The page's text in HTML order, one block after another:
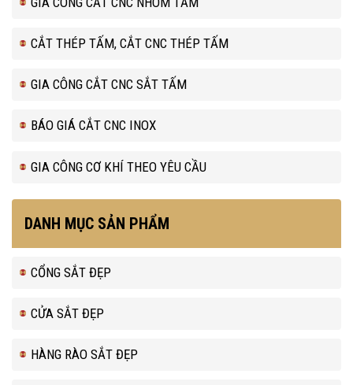
CẮT THÉP TẤM, CẮT CNC THÉP TẤM
GIA CÔNG CẮT CNC SẮT TẤM
BÁO GIÁ CẮT CNC INOX
GIA CÔNG CƠ KHÍ THEO YÊU CẦU
DANH MỤC SẢN PHẨM
CỔNG SẮT ĐẸP
CỬA SẮT ĐẸP
HÀNG RÀO SẮT ĐẸP